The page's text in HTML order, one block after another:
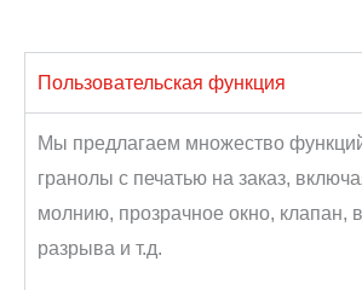
Пользовательская функция
Мы предлагаем множество
гранолы с печатью на заказ,
молнию, прозрачное окно, клапан,
разрыва и т.д.